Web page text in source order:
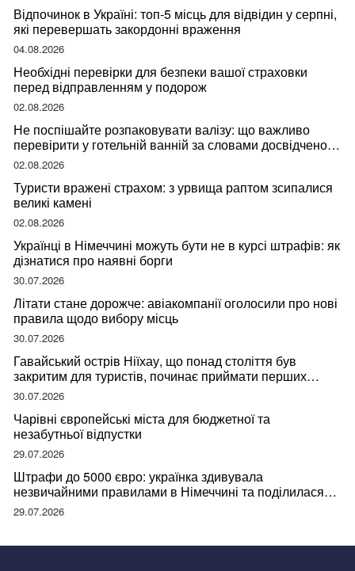
Відпочинок в Україні: топ-5 місць для відвідин у серпні,
які перевершать закордонні враження
04.08.2026
Необхідні перевірки для безпеки вашої страховки
перед відправленням у подорож
02.08.2026
Не поспішайте розпаковувати валізу: що важливо
перевірити у готельній ванній за словами досвідченої
мандрівниці
02.08.2026
Туристи вражені страхом: з урвища раптом зсипалися
великі камені
02.08.2026
Українці в Німеччині можуть бути не в курсі штрафів: як
дізнатися про наявні борги
30.07.2026
Літати стане дорожче: авіакомпанії оголосили про нові
правила щодо вибору місць
30.07.2026
Гавайський острів Ніїхау, що понад століття був
закритим для туристів, починає приймати перших
відвідувачів
30.07.2026
Чарівні європейські міста для бюджетної та
незабутньої відпустки
29.07.2026
Штрафи до 5000 євро: українка здивувала
незвичайними правилами в Німеччині та поділилася
правдою
29.07.2026